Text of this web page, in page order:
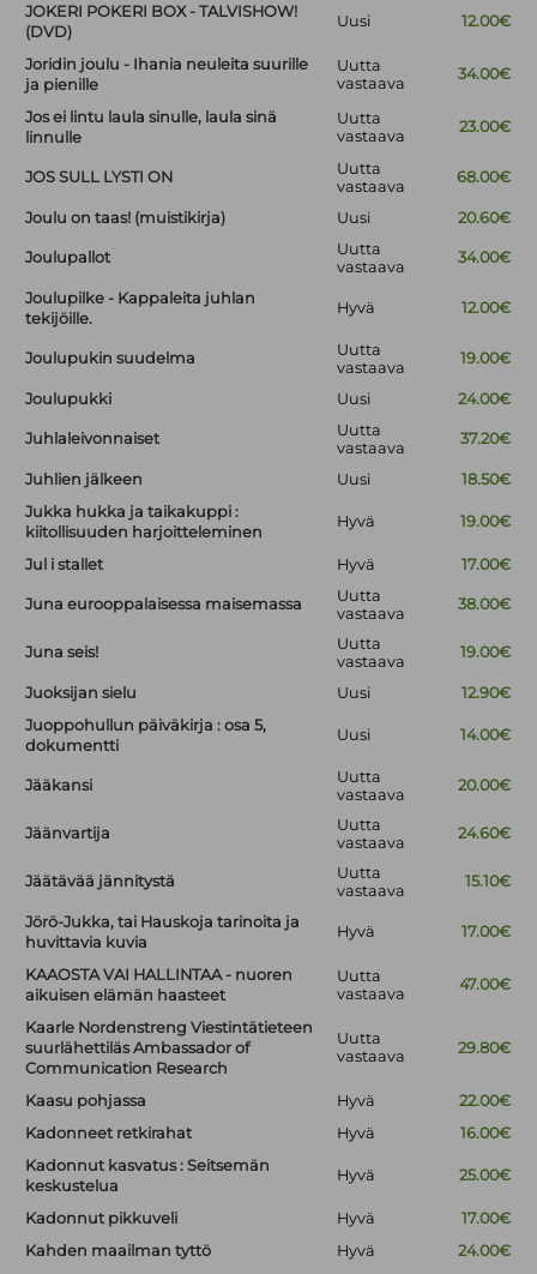
JOKERI POKERI BOX - TALVISHOW!
(DVD)
Uusi 12.00€
Joridin joulu - Ihania neuleita suurille
ja pienille
Uutta
vastaava
34.00€
Jos ei lintu laula sinulle, laula sinä
linnulle
Uutta
vastaava
23.00€
JOS SULL LYSTI ON
Uutta
vastaava
68.00€
Joulu on taas! (muistikirja) Uusi 20.60€
Joulupallot
Uutta
vastaava
34.00€
Joulupilke - Kappaleita juhlan
tekijöille.
Hyvä 12.00€
Joulupukin suudelma
Uutta
vastaava
19.00€
Joulupukki Uusi 24.00€
Juhlaleivonnaiset
Uutta
vastaava
37.20€
Juhlien jälkeen Uusi
18.50€
Jukka hukka ja taikakuppi :
kiitollisuuden harjoitteleminen
Hyvä 19.00€
Jul i stallet Hyvä 17.00€
Juna eurooppalaisessa maisemassa
Uutta
vastaava
38.00€
Juna seis!
Uutta
vastaava
19.00€
Juoksijan sielu Uusi
12.90€
Juoppohullun päiväkirja : osa 5,
dokumentti
Uusi 14.00€
Jääkansi
Uutta
vastaava
20.00€
Jäänvartija
Uutta
vastaava
24.60€
Jäätävää jännitystä
Uutta
vastaava
15.10€
Jörö-Jukka, tai Hauskoja tarinoita ja
huvittavia kuvia
Hyvä 17.00€
KAAOSTA VAI HALLINTAA - nuoren
aikuisen elämän haasteet
Uutta
vastaava
47.00€
Kaarle Nordenstreng Viestintätieteen
suurlähettiläs Ambassador of
Communication Research
Uutta
vastaava
29.80€
Kaasu pohjassa Hyvä
22.00€
Kadonneet retkirahat
Hyvä
16.00€
Kadonnut kasvatus : Seitsemän
keskustelua
Hyvä 25.00€
Kadonnut pikkuveli Hyvä
17.00€
Kahden maailman tyttö
Hyvä 24.00€